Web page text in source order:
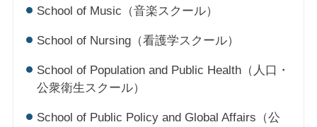
School of Music（音楽スクール）
School of Nursing（看護学スクール）
School of Population and Public Health（人口・
公衆衛生スクール）
School of Public Policy and Global Affairs（公